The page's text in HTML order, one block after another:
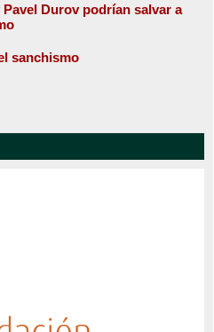
Durov podrían salvar a
sanchismo